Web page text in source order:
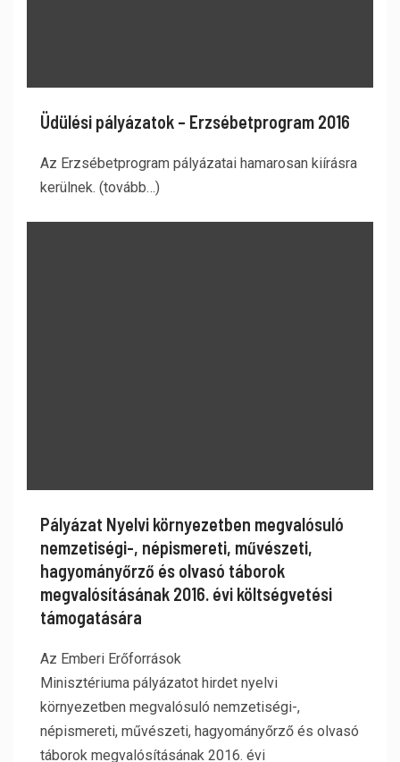
Üdülési pályázatok – Erzsébetprogram 2016
Az Erzsébetprogram pályázatai hamarosan kiírásra
kerülnek. (tovább…)
Pályázat Nyelvi környezetben megvalósuló
nemzetiségi-, népismereti, művészeti,
hagyományőrző és olvasó táborok
megvalósításának 2016. évi költségvetési
támogatására
Az Emberi Erőforrások
Minisztériuma pályázatot hirdet nyelvi
környezetben megvalósuló nemzetiségi-,
népismereti, művészeti, hagyományőrző és olvasó
táborok megvalósításának 2016. évi